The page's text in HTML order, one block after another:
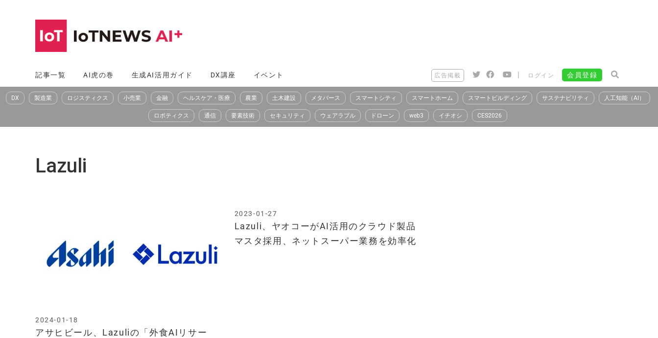
へ
ス
記事一覧 AI虎の巻 生成AI活用ガイド DX講座 イベント 広告掲載 | ログイン 会員登録
DX 製造業 ロジスティクス 小売業 金融 ヘルスケア・医療 農業 土木建設 メタバース スマートシティ スマートホーム スマートビルディング サステナビリティ 人工知能（AI）
ロボティクス 通信 要素技術 セキュリティ ウェアラブル ドローン web3 イチオシ CES2026
Lazuli
アサヒビール、Lazuliの「外食AIリサー
2024-01-18
Lazuli、ヤオコーがAI活用のクラウド製品
マスタ採用、ネットスーパー業務を効率化
2023-01-27